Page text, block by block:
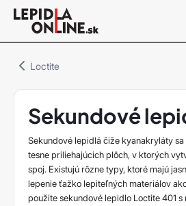
Priemyselné
lepidlá
Loctite
Loctite
Sekundové
Sekundové lepidlá čiže kyanakryláty
tesne priliehajúcich plôch, v ktorých
spoj. Existujú rôzne typy, ktoré majú
lepenie ťažko lepiteľných materiálov
použite sekundové lepidlo Loctite 401 s